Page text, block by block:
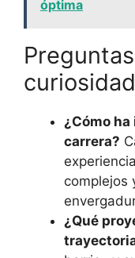
óptima
curiosidad
¿Cómo
carrera?
complejos
¿Qué